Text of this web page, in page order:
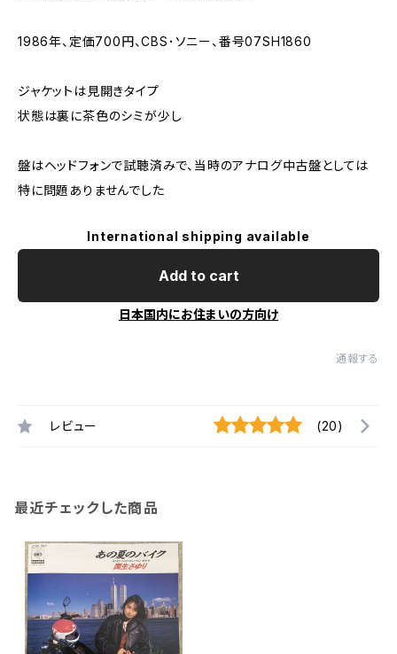
1986年、定価700円、CBS･ソニー、番号07SH1860
ジャケットは見開きタイプ
状態は裏に茶色のシミが少し
盤はヘッドフォンで試聴済みで、当時のアナログ中古盤としては
特に問題ありませんでした
International shipping available
Add to cart
日本国内にお住まいの方向け
通報する
レビュー (20)
最近チェックした商品